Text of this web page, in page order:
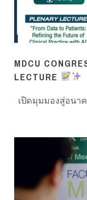
MDCU
LECTURE
เปิดมุมมองสู่อนา